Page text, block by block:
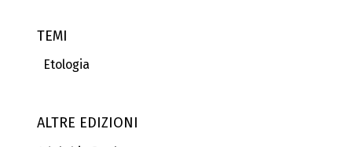
TEMI
Etologia
ALTRE EDIZIONI